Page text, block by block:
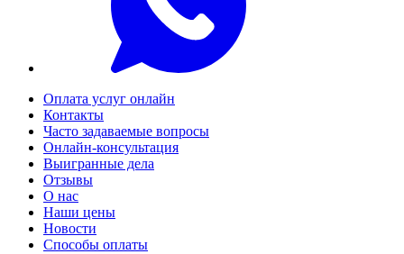
Оплата услуг онлайн
Контакты
Часто задаваемые вопросы
Онлайн-консультация
Выигранные дела
Отзывы
О нас
Наши цены
Новости
Способы оплаты